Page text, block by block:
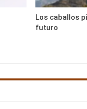
Los caballos
futuro